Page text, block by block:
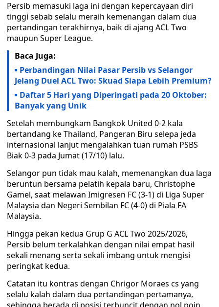
Persib memasuki laga ini dengan kepercayaan diri
tinggi sebab selalu meraih kemenangan dalam dua
pertandingan terakhirnya, baik di ajang ACL Two
maupun Super League.
Baca Juga:
Perbandingan Nilai Pasar Persib vs Selangor
Jelang Duel ACL Two: Skuad Siapa Lebih Premium?
Daftar 5 Hari yang Diperingati pada 20 Oktober:
Banyak yang Unik
Setelah membungkam Bangkok United 0-2 kala
bertandang ke Thailand, Pangeran Biru selepa jeda
internasional lanjut mengalahkan tuan rumah PSBS
Biak 0-3 pada Jumat (17/10) lalu.
Selangor pun tidak mau kalah, memenangkan dua laga
beruntun bersama pelatih kepala baru, Christophe
Gamel, saat melawan Imigresen FC (3-1) di Liga Super
Malaysia dan Negeri Sembilan FC (4-0) di Piala FA
Malaysia.
Hingga pekan kedua Grup G ACL Two 2025/2026,
Persib belum terkalahkan dengan nilai empat hasil
sekali menang serta sekali imbang untuk mengisi
peringkat kedua.
Catatan itu kontras dengan Chrigor Moraes cs yang
selalu kalah dalam dua pertandingan pertamanya,